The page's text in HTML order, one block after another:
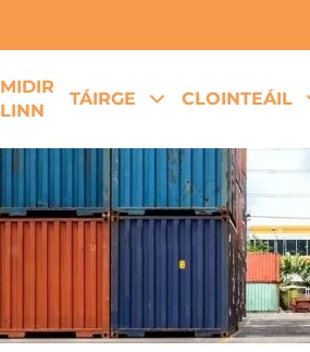
MIDIR
LINN
TÁIRGE CLOINTEÁIL